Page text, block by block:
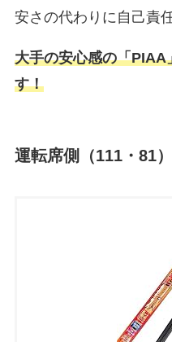
安さの代わりに自己責
大手の安心感の「
す！
運転席側（111・81